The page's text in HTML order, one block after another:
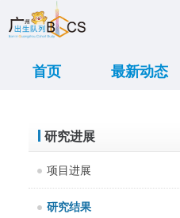
首页 最新动态
研究进展
项目进展
研究结果